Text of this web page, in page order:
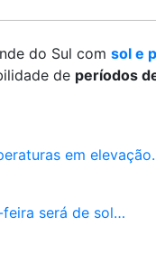
do Sul com sol e
de períodos
em
será de sol…